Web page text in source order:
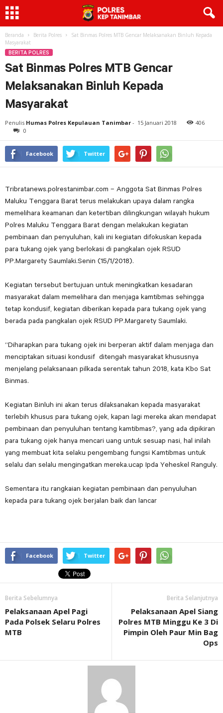
Beranda Berita Polres
Sat Binmas Polres MTB Gencar Melaksanakan Binluh Kepada
Masyarakat
BERITA POLRES
Sat Binmas Polres MTB Gencar
Melaksanakan Binluh Kepada
Masyarakat
Penulis Humas Polres Kepulauan Tanimbar - 15 Januari 2018
406
0
Facebook Twitter
Tribratanews.polrestanimbar.com – Anggota Sat Binmas Polres
Maluku Tenggara Barat terus melakukan upaya dalam rangka
memelihara keamanan dan ketertiban dilingkungan wilayah hukum
Polres Maluku Tenggara Barat dengan melakukan kegiatan
pembinaan dan penyuluhan, kali ini kegiatan difokuskan kepada
para tukang ojek yang berlokasi di pangkalan ojek RSUD
PP.Margarety Saumlaki.Senin (15/1/2018).
Kegiatan tersebut bertujuan untuk meningkatkan kesadaran
masyarakat dalam memelihara dan menjaga kamtibmas sehingga
tetap kondusif, kegiatan diberikan kepada para tukang ojek yang
berada pada pangkalan ojek RSUD PP.Margarety Saumlaki.
“Diharapkan para tukang ojek ini berperan aktif dalam menjaga dan
menciptakan situasi kondusif ditengah masyarakat khususnya
menjelang pelaksanaan pilkada serentak tahun 2018, kata Kbo Sat
Binmas.
Kegiatan Binluh ini akan terus dilaksanakan kepada masyarakat
terlebih khusus para tukang ojek, kapan lagi mereka akan mendapat
pembinaan dan penyuluhan tentang kamtibmas?, yang ada dipikiran
para tukang ojek hanya mencari uang untuk sesuap nasi, hal inilah
yang membuat kita selaku pengembang fungsi Kamtibmas untuk
selalu dan selalu mengingatkan mereka.ucap Ipda Yeheskel Ranguly.
Sementara itu rangkaian kegiatan pembinaan dan penyuluhan
kepada para tukang ojek berjalan baik dan lancar
Facebook Twitter
Berita Sebelumnya
Pelaksanaan Apel Pagi
Pada Polsek Selaru Polres
MTB
Berita Selanjutnya
Pelaksanaan Apel Siang
Polres MTB Minggu Ke 3 Di
Pimpin Oleh Paur Min Bag
Ops